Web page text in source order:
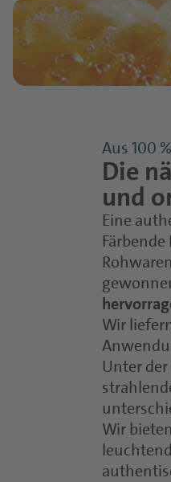
Aus 100
Die
und
Eine
Wir
Unter
Wir